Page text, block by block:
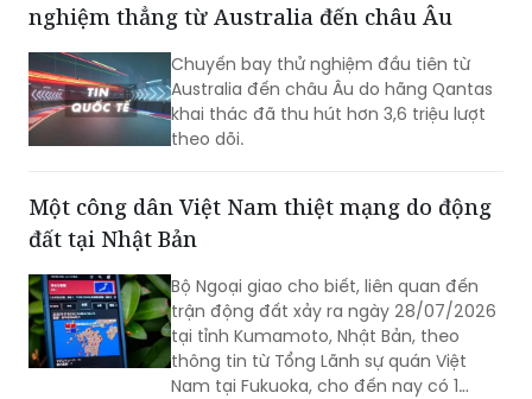
nghiệm thẳng từ Australia đến châu Âu
Chuyến bay thử nghiệm đầu tiên từ
Australia đến châu Âu do hãng Qantas
khai thác đã thu hút hơn 3,6 triệu lượt
theo dõi.
Một công dân Việt Nam thiệt mạng do động
đất tại Nhật Bản
Bộ Ngoại giao cho biết, liên quan đến
trận động đất xảy ra ngày 28/07/2026
tại tỉnh Kumamoto, Nhật Bản, theo
thông tin từ Tổng Lãnh sự quán Việt
Nam tại Fukuoka, cho đến nay có 1